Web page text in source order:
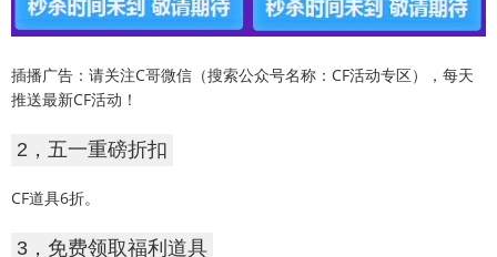
插播广告：请关注C哥微信（搜索公众号名称：CF活动专区），每天
推送最新CF活动！
2，五一重磅折扣
CF道具6折。
3，免费领取福利道具